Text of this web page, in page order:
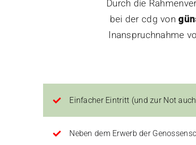
Durch die
bei der cdg von
Inanspruchnahme
Einfacher Eintritt (und zur Not
Neben dem Erwerb der